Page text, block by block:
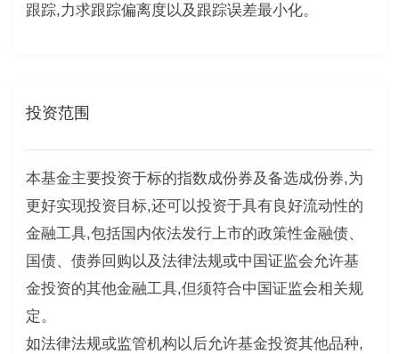
跟踪,力求跟踪偏离度以及跟踪误差最小化。
投资范围
本基金主要投资于标的指数成份券及备选成份券,为
更好实现投资目标,还可以投资于具有良好流动性的
金融工具,包括国内依法发行上市的政策性金融债、
国债、债券回购以及法律法规或中国证监会允许基
金投资的其他金融工具,但须符合中国证监会相关规
定。
如法律法规或监管机构以后允许基金投资其他品种,